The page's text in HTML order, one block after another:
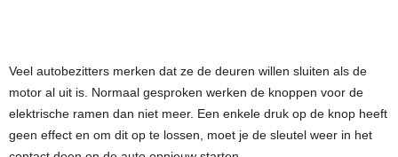
Veel autobezitters merken dat ze de deuren willen sluiten als de
motor al uit is. Normaal gesproken werken de knoppen voor de
elektrische ramen dan niet meer. Een enkele druk op de knop heeft
geen effect en om dit op te lossen, moet je de sleutel weer in het